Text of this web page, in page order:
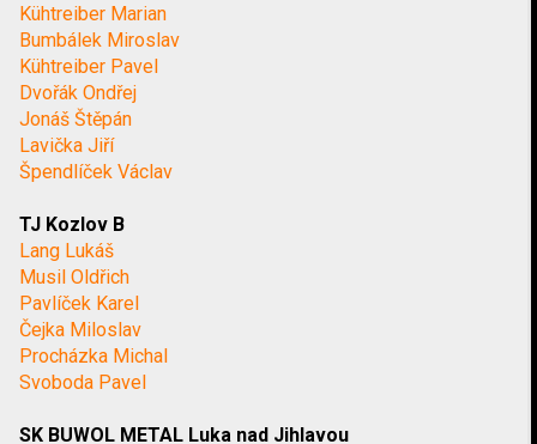
Kühtreiber Marian
Bumbálek Miroslav
Kühtreiber Pavel
Dvořák Ondřej
Jonáš Štěpán
Lavička Jiří
Špendlíček Václav
TJ Kozlov B
Lang Lukáš
Musil Oldřich
Pavlíček Karel
Čejka Miloslav
Procházka Michal
Svoboda Pavel
SK BUWOL METAL Luka nad Jihlavou